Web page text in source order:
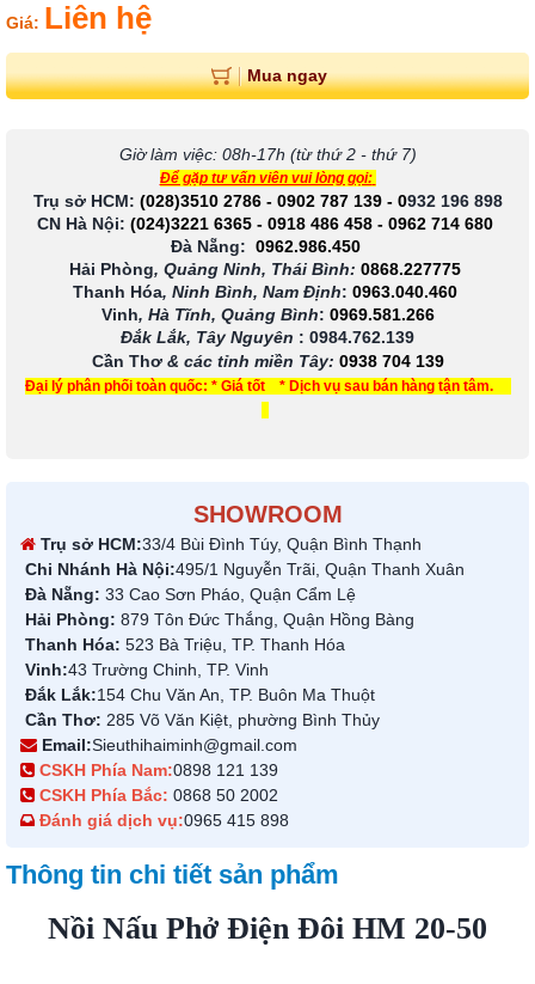
Giá: Liên hệ
Mua ngay
Giờ làm việc: 08h-17h (từ thứ 2 - thứ 7)
Để gặp tư vấn viên vui lòng gọi:
Trụ sở HCM: (028)3510 2786 - 0902 787 139- 0932 196 898
CN Hà Nội: (024)3221 6365 - 0918 486 458 - 0962 714 680
Đà Nẵng: 0962.986.450
Hải Phòng, Quảng Ninh, Thái Bình: 0868.227775
Thanh Hóa, Ninh Bình, Nam Định: 0963.040.460
Vinh, Hà Tĩnh, Quảng Bình: 0969.581.266
Đắk Lắk, Tây Nguyên : 0984.762.139
Cần Thơ & các tỉnh miền Tây: 0938 704 139
Đại lý phân phối toàn quốc: * Giá tốt * Dịch vụ sau bán hàng tận tâm.
SHOWROOM
Trụ sở HCM:33/4 Bùi Đình Túy, Quận Bình Thạnh
Chi Nhánh Hà Nội:495/1 Nguyễn Trãi, Quận Thanh Xuân
Đà Nẵng: 33 Cao Sơn Pháo, Quận Cẩm Lệ
Hải Phòng: 879 Tôn Đức Thắng, Quận Hồng Bàng
Thanh Hóa: 523 Bà Triệu, TP. Thanh Hóa
Vinh:43 Trường Chinh, TP. Vinh
Đắk Lắk:154 Chu Văn An, TP. Buôn Ma Thuột
Cần Thơ: 285 Võ Văn Kiệt, phường Bình Thủy
Email:Sieuthihaiminh@gmail.com
CSKH Phía Nam:0898 121 139
CSKH Phía Bắc: 0868 50 2002
Đánh giá dịch vụ:0965 415 898
Thông tin chi tiết sản phẩm
Nồi Nấu Phở Điện Đôi HM 20-50